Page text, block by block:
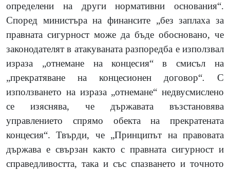
определени на други нормативни основания“.
Според министъра на финансите „без заплаха за
правната сигурност може да бъде обосновано, че
законодателят в атакуваната разпоредба е използвал
израза „отнемане на концесия“
в смисъл на
„прекратяване на концесионен договор“. С
използването на израза „отнемане“ недвусмислено
се изяснява, че държавата възстановява
управлението спрямо обекта на прекратената
концесия“. Твърди, че „Принципът на правовата
държава е свързан както с правната сигурност и
справедливостта, така и със спазването и точното